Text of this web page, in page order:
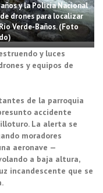
y la Policía Nacional
drones para localizar
Verde-Baños. (Foto
y luces
y equipos de
de la parroquia
accidente
La alerta se
moradores
aeronave —
a baja altura,
incandescente que se